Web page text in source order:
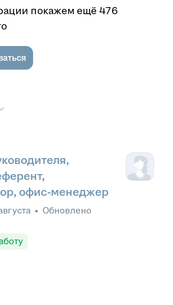
покажем ещё 476
офис-менеджер
• Обновлено